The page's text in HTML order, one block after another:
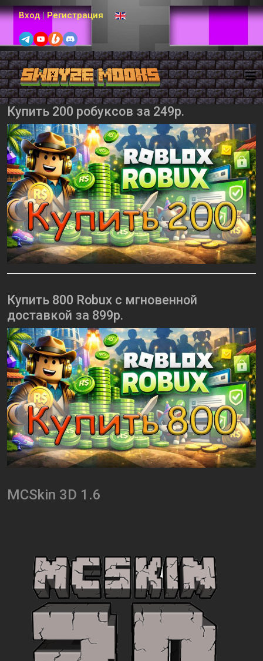
Вход | Регистрация Выберите язык
Купить 200 робуксов за 249р.
Купить 800 Robux с мгновенной
доставкой за 899р.
MCSkin 3D 1.6